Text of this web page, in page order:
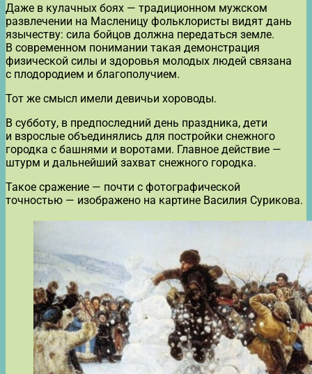
Даже в кулачных боях — традиционном мужском
развлечении на Масленицу фольклористы видят дань
язычеству: сила бойцов должна передаться земле.
В современном понимании такая демонстрация
физической силы и здоровья молодых людей связана
с плодородием и благополучием.
Тот же смысл имели девичьи хороводы.
В субботу, в предпоследний день праздника, дети
и взрослые объединялись для постройки снежного
городка с башнями и воротами. Главное действие —
штурм и дальнейший захват снежного городка.
Такое сражение — почти с фотографической
точностью — изображено на картине Василия Сурикова.